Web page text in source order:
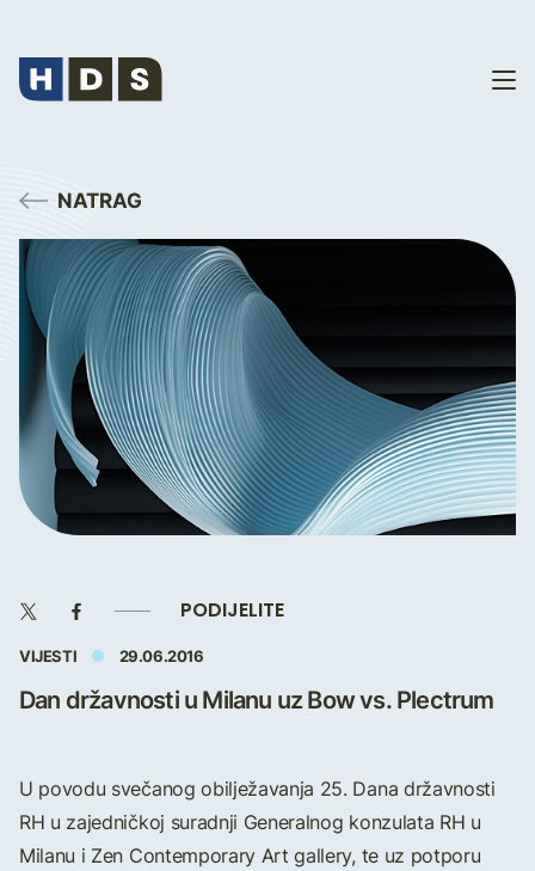
NATRAG
PODIJELITE
VIJESTI 29.06.2016
Dan državnosti u Milanu uz Bow vs. Plectrum
U povodu svečanog obilježavanja 25. Dana državnosti
RH u zajedničkoj suradnji Generalnog konzulata RH u
Milanu i Zen Contemporary Art gallery, te uz potporu